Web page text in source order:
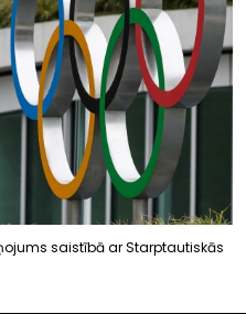
saistībā ar Starptautiskās